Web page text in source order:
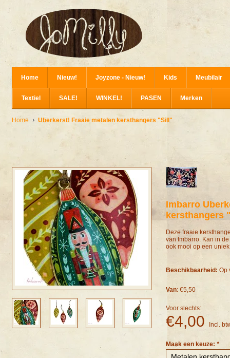
Home Nieuw! Joyzone - Nieuw! Kids Meubilair
Textiel SALE! WINKEL! PASEN Merken
Home Uberkerst! Fraaie metalen kersthangers "Sill"
Imbarro
kersthangers
Deze fraaie
van Imbarro. Kan in
ook mooi op een
Beschikbaarheid: Op
Van: €5,50
Voor slechts:
€4,00 Incl.
Maak een keuze: *